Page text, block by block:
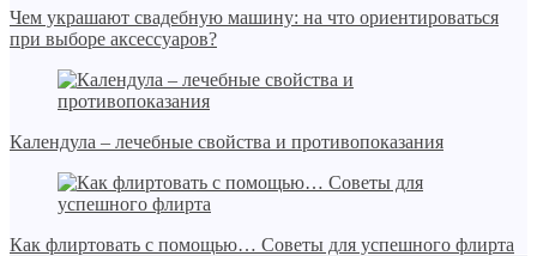
Чем украшают свадебную машину: на что ориентироваться
при выборе аксессуаров?
Календула – лечебные свойства и противопоказания
Как флиртовать с помощью… Советы для успешного флирта